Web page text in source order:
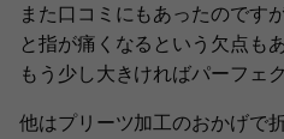
また口コミにもあったのです
と指が痛くなるという欠点も
もう少し大きければパーフェ
他はプリーツ加工のおかげで